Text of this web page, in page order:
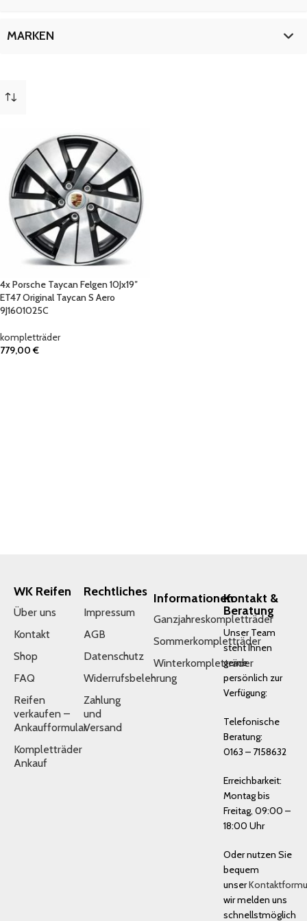
FELGEN
MARKEN
4x Porsche Taycan Felgen 10Jx19″
ET47 Original Taycan S Aero
9J1601025C
kompletträder
779,00€
WK Reifen
Über uns
Kontakt
Shop
FAQ
Reifen
verkaufen –
Ankaufformular
Kompletträder
Ankauf
Rechtliches
Impressum
AGB
Datenschutz
Widerrufsbelehrung
Zahlung
und
Versand
Informationen
Ganzjahreskompletträder
Sommerkompletträder
Winterkompletträder
Kontakt &
Beratung
Unser Team
steht Ihnen
gerne
persönlich zur
Verfügung:
Telefonische
Beratung:
0163 – 7158632
Erreichbarkeit:
Montag bis
Freitag, 09:00 –
18:00 Uhr
Oder nutzen Sie
bequem
unser
wir melden uns
schnellstmöglich